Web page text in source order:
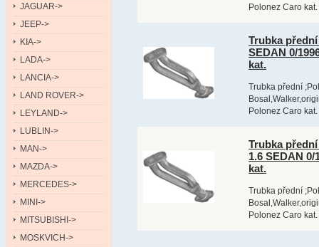
JAGUAR->
JEEP->
KIA->
LADA->
LANCIA->
LAND ROVER->
LEYLAND->
LUBLIN->
MAN->
MAZDA->
MERCEDES->
MINI->
MITSUBISHI->
MOSKVICH->
Polonez Caro kat.
Trubka přední
SEDAN 0/
kat.
Trubka přední
Polonez Caro kat.
Trubka
1.6 SEDAN 0/
kat.
Trubka přední
Polonez Caro kat.